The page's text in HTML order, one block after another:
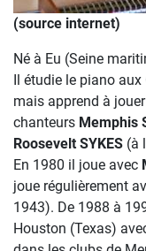
(source internet)
Né à Eu (Seine
Il étudie le piano aux
mais apprend à
chanteurs Memphis
Roosevelt SYKES (à
En 1980 il joue avec
joue régulièrement
1943). De 1988 à
Houston (Texas)